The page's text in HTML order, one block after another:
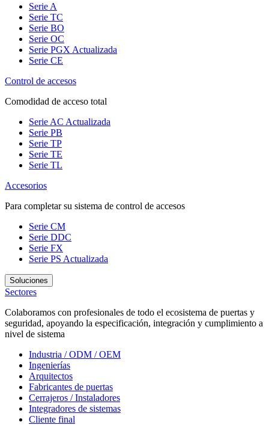
Serie A
Serie TC
Serie BO
Serie OC
Serie PGX Actualizada
Serie CE
Control de accesos
Comodidad de acceso total
Serie AC Actualizada
Serie PB
Serie TP
Serie TE
Serie TL
Accesorios
Para completar su sistema de control de accesos
Serie CM
Serie DDC
Serie FX
Serie PS Actualizada
Soluciones
Sectores
Colaboramos con profesionales de todo el ecosistema de puertas y
seguridad, apoyando la especificación, integración y cumplimiento a
nivel de sistema
Industria / ODM / OEM
Ingenierías
Arquitectos
Fabricantes de puertas
Cerrajeros / Instaladores
Integradores de sistemas
Cliente final